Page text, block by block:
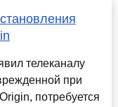
телеканалу
при
потребуется